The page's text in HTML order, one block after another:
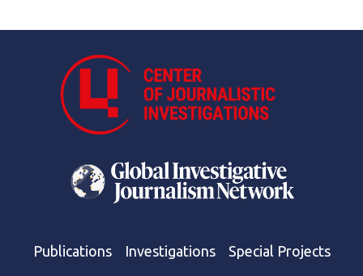
Publications Investigations Special Projects